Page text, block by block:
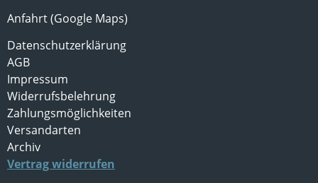
Anfahrt (Google Maps)
Datenschutzerklärung
AGB
Impressum
Widerrufsbelehrung
Zahlungsmöglichkeiten
Versandarten
Archiv
Vertrag widerrufen